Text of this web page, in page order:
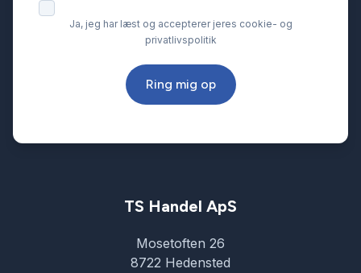
Ja, jeg har læst og accepterer jeres cookie- og
privatlivspolitik
Ring mig op
TS Handel ApS
Mosetoften 26
8722 Hedensted